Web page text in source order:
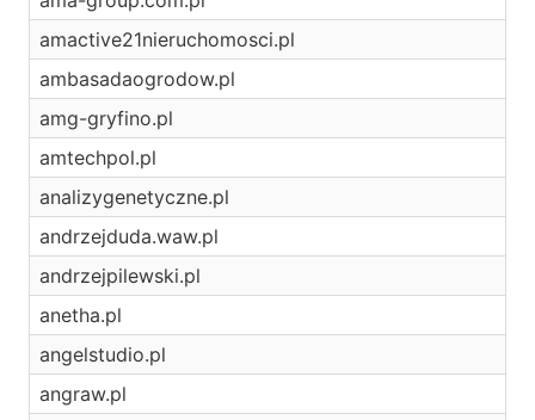
amactive21nieruchomosci.pl
ambasadaogrodow.pl
amg-gryfino.pl
amtechpol.pl
analizygenetyczne.pl
andrzejduda.waw.pl
andrzejpilewski.pl
anetha.pl
angelstudio.pl
angraw.pl